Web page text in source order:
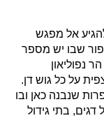
אל מפגש
שבו יש מספר
נפוליאון
על כל גוש דן.
שנבנה כאן ובו
דגים, בתי גידול